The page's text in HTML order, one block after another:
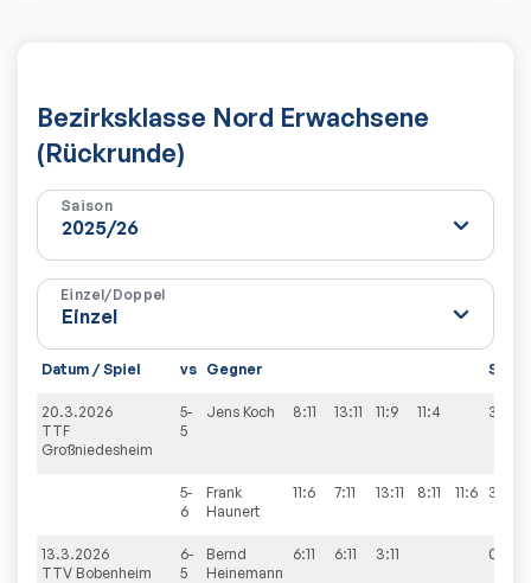
Bezirksklasse Nord Erwachsene
(Rückrunde)
Saison
Einzel/Doppel
Datum / Spiel vs Gegner Sätze
20.3.2026
TTF
Großniedesheim
5-
5
Jens Koch 8:11 13:11 11:9 11:4 3:1
5-
6
Frank
Haunert
11:6 7:11 13:11 8:11 11:6 3:2
13.3.2026
TTV Bobenheim
6-
5
Bernd
Heinemann
6:11 6:11 3:11 0:3